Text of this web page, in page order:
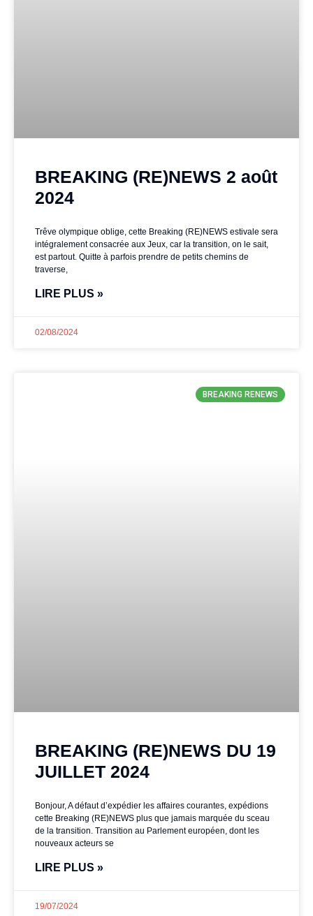
BREAKING (RE)NEWS 2 août
2024
Trêve olympique oblige, cette Breaking (RE)NEWS estivale sera
intégralement consacrée aux Jeux, car la transition, on le sait,
est partout. Quitte à parfois prendre de petits chemins de
traverse,
LIRE PLUS »
02/08/2024
BREAKING RENEWS
BREAKING (RE)NEWS DU 19
JUILLET 2024
Bonjour, A défaut d’expédier les affaires courantes, expédions
cette Breaking (RE)NEWS plus que jamais marquée du sceau
de la transition. Transition au Parlement européen, dont les
nouveaux acteurs se
LIRE PLUS »
19/07/2024